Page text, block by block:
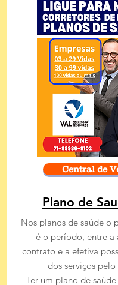
Central de
Plano de
Nos planos de saúde o
é o período, entre a
contrato e a efetiva
dos serviços
Ter um plano de